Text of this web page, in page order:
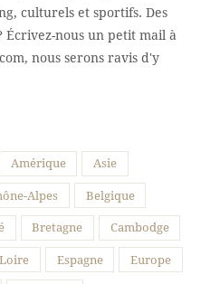
sur Instagram
culturels et sportifs. Des
Écrivez-nous un petit mail à
nous serons ravis d'y
Amérique Asie
Alpes Belgique
Bretagne Cambodge
Espagne Europe